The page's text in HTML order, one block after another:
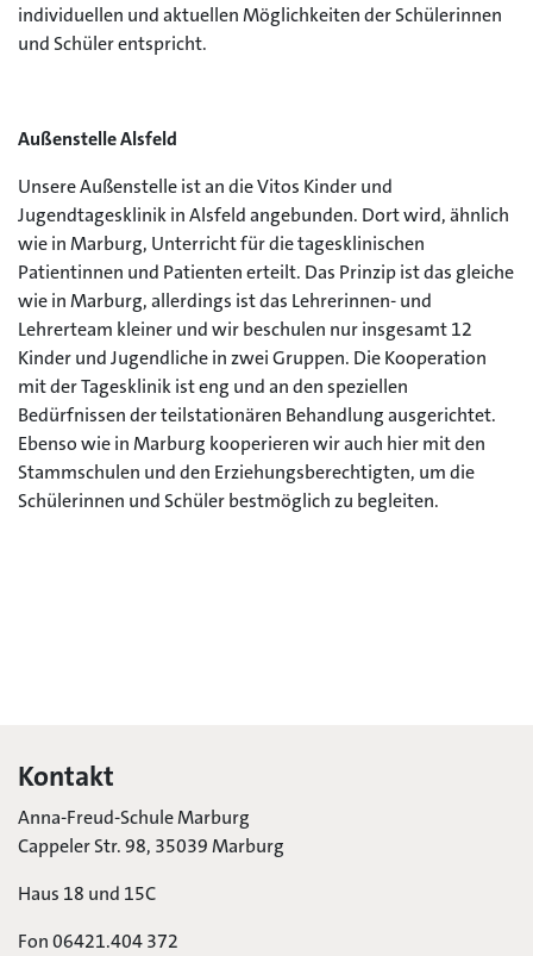
individuellen und aktuellen Möglichkeiten der Schülerinnen
und Schüler entspricht.
Außenstelle Alsfeld
Unsere Außenstelle ist an die Vitos Kinder und
Jugendtagesklinik in Alsfeld angebunden. Dort wird, ähnlich
wie in Marburg, Unterricht für die tagesklinischen
Patientinnen und Patienten erteilt. Das Prinzip ist das gleiche
wie in Marburg, allerdings ist das Lehrerinnen- und
Lehrerteam kleiner und wir beschulen nur insgesamt 12
Kinder und Jugendliche in zwei Gruppen. Die Kooperation
mit der Tagesklinik ist eng und an den speziellen
Bedürfnissen der teilstationären Behandlung ausgerichtet.
Ebenso wie in Marburg kooperieren wir auch hier mit den
Stammschulen und den Erziehungsberechtigten, um die
Schülerinnen und Schüler bestmöglich zu begleiten.
Kontakt
Anna-Freud-Schule Marburg
Cappeler Str. 98, 35039 Marburg
Haus 18 und 15C
Fon 06421.404 372